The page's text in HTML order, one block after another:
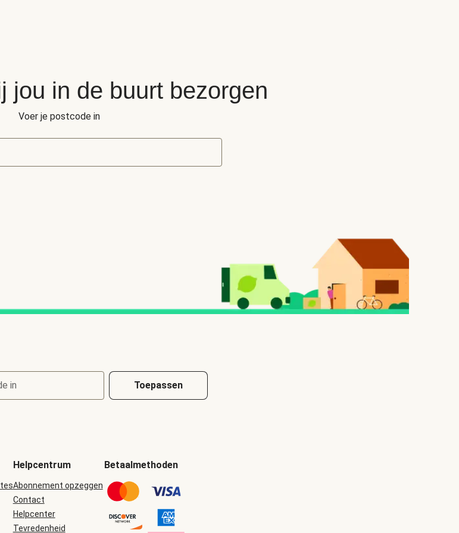
jou in de buurt bezorgen
Voer je postcode in
in Toepassen
Helpcentrum
Abonnement opzeggen
Contact
Helpcenter
Tevredenheid
Betaalmethoden